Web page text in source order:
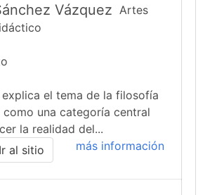
Vázquez
el tema de la filosofía
una categoría central
la realidad del...
más información
Ir al sitio